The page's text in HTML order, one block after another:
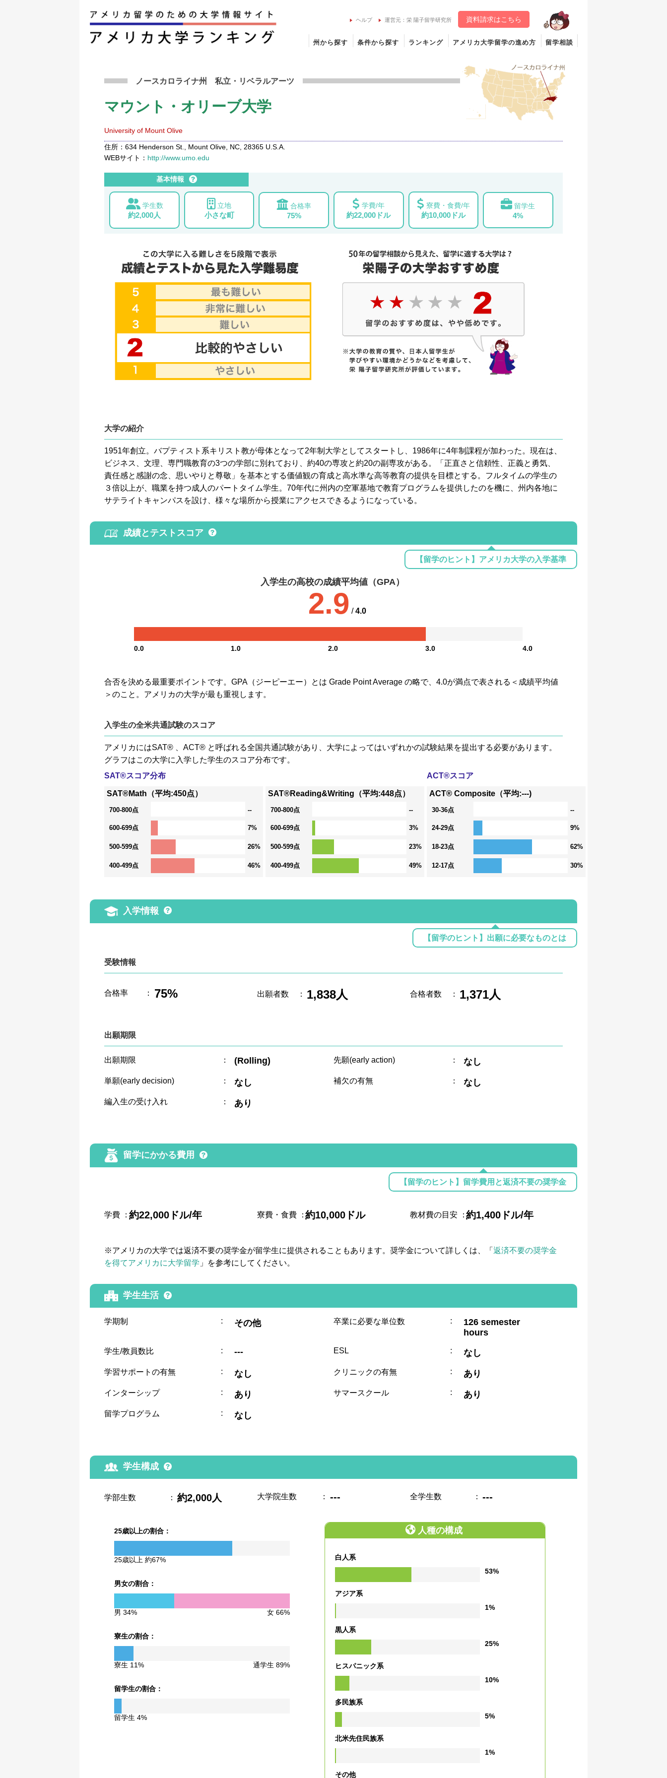
ヘルプ 運営元：栄 陽子留学研究所 資料請求はこちら
州から探す 条件から探す ランキング アメリカ大学留学の進め方 留学相談
ノースカロライナ州私立 ・リベラルアーツ
マウント・オリーブ大学
University of Mount Olive
住所：634 Henderson St., Mount Olive, NC, 28365 U.S.A.
WEBサイト： http://www.umo.edu
基本情報
学生数
約2,000人
立地
小さな町
合格率
75%
学費/年
約22,000ドル
寮費・食費/年
約10,000ドル
留学生
4%
大学の紹介
1951年創立。バプティスト系キリスト教が母体となって2年制大学としてスタートし、1986年に4年制課程が加わった。現在は、
ビジネス、文理、専門職教育の3つの学部に別れており、約40の専攻と約20の副専攻がある。「正直さと信頼性、正義と勇気、
責任感と感謝の念、思いやりと尊敬」を基本とする価値観の育成と高水準な高等教育の提供を目標とする。フルタイムの学生の
３倍以上が、職業を持つ成人のパートタイム学生。70年代に州内の空軍基地で教育プログラムを提供したのを機に、州内各地に
サテライトキャンパスを設け、様々な場所から授業にアクセスできるようになっている。
成績とテストスコア
【留学のヒント】アメリカ大学の入学基準
入学生の高校の成績平均値（GPA）
2.9 /4.0
0.0 1.0 2.0 3.0 4.0
合否を決める最重要ポイントです。GPA（ジーピーエー）とは Grade Point Average の略で、4.0が満点で表される＜成績平均値
＞のこと。アメリカの大学が最も重視します。
入学生の全米共通試験のスコア
アメリカにはSAT® 、ACT® と呼ばれる全国共通試験があり、大学によってはいずれかの試験結果を提出する必要があります。
グラフはこの大学に入学した学生のスコア分布です。
SAT®スコア分布
SAT®Math（平均:450点）
700-800点 --
600-699点 7%
500-599点 26%
400-499点 46%
SAT®Reading&Writing（平均:448点）
700-800点 --
600-699点 3%
500-599点 23%
400-499点 49%
ACT®スコア
ACT® Composite（平均:---)
30-36点 --
24-29点 9%
18-23点 62%
12-17点 30%
入学情報
【留学のヒント】出願に必要なものとは
受験情報
合格率 ： 75% 出願者数 ： 1,838人 合格者数 ： 1,371人
出願期限
出願期限 ： (Rolling) 先願(early action) ： なし
単願(early decision) ： なし 補欠の有無 ： なし
編入生の受け入れ ： あり
留学にかかる費用
【留学のヒント】留学費用と返済不要の奨学金
学費 ：約22,000ドル/年 寮費・食費 ：約10,000ドル 教材費の目安 ：約1,400ドル/年
※アメリカの大学では返済不要の奨学金が留学生に提供されることもあります。奨学金について詳しくは、「返済不要の奨学金
を得てアメリカに大学留学 」を参考にしてください。
学生生活
学期制 : その他 卒業に必要な単位数 :
126 semester
hours
学生/教員数比 : --- ESL : なし
学習サポートの有無 : なし クリニックの有無 : あり
インターシップ : あり サマースクール : あり
留学プログラム : なし
学生構成
学部生数 ： 約2,000人 大学院生数 ： --- 全学生数 ： ---
25歳以上の割合：
25歳以上 約67%
男女の割合：
男 34% 女 66%
寮生の割合：
寮生 11% 通学生 89%
留学生の割合：
留学生 4%
人種の構成
白人系
53%
アジア系
1%
黒人系
25%
ヒスパニック系
10%
多民族系
5%
北米先住民族系
1%
その他